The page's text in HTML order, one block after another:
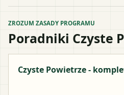
ZROZUM ZASADY PROGRAMU
Poradniki Czyste
Czyste Powietrze -